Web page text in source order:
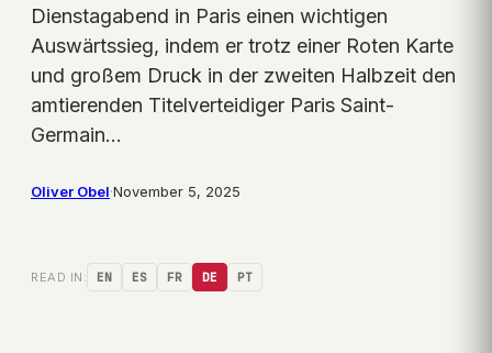
Dienstagabend in Paris einen wichtigen
Auswärtssieg, indem er trotz einer Roten Karte
und großem Druck in der zweiten Halbzeit den
amtierenden Titelverteidiger Paris Saint-
Germain…
Oliver Obel·November 5, 2025
READ IN: EN ES FR DE PT